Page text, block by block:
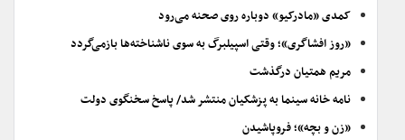
کمدی «مادرکیو» دوباره روی صحنه می‌رود
«روز افشاگری»؛ وقتی اسپیلبرگ به سوی ناشناخته‌ها بازمی‌گردد
مریم همتیان درگذشت
نامه خانه سینما به پزشکیان منتشر شد/ پاسخ سخنگوی دولت
«زن و بچه»؛ فروپاشیدن